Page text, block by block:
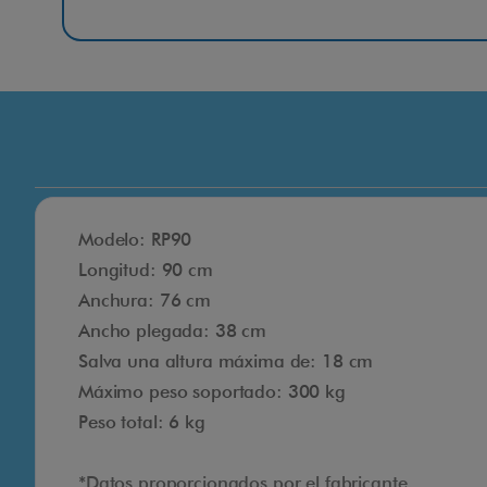
Modelo: RP90
Longitud: 90 cm
Anchura: 76 cm
Ancho plegada: 38 cm
Salva una altura máxima de: 18 cm
Máximo peso soportado: 300 kg
Peso total: 6 kg
*Datos proporcionados por el fabricante.